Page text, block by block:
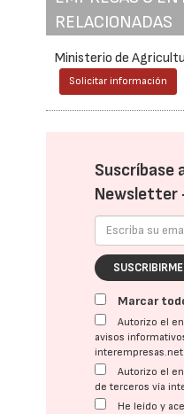
RELACIONADAS
Ministerio de
Solicitar información
Suscríbase
Newsletter
Marcar
Autorizo el
avisos
interempresas.net
Autorizo el
de terceros vía
He leído y